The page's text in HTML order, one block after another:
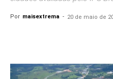
Por maisextrema - 20 de maio de